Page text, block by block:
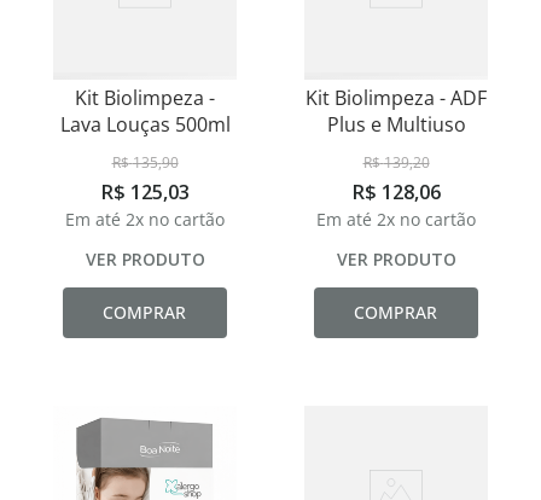
Kit Biolimpeza -
Lava Louças 500ml
R$135,90
R$ 125,03
Em até 2x no cartão
VER PRODUTO
COMPRAR
Kit Biolimpeza - ADF
Plus e Multiuso
R$139,20
R$ 128,06
Em até 2x no cartão
VER PRODUTO
COMPRAR